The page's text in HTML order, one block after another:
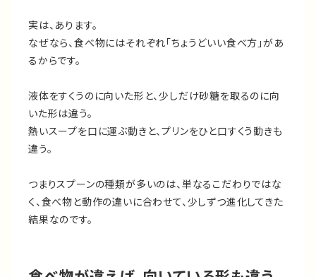
実は、あります。
なぜなら、食べ物にはそれぞれ「ちょうどいい食べ方」があ
るからです。
液体をすくうのに向いた形と、少しだけ砂糖を取るのに向
いた形は違う。
熱いスープを口に運ぶ動きと、プリンをひと口すくう動きも
違う。
つまりスプーンの種類が多いのは、単なるこだわりではな
く、食べ物と動作の違いに合わせて、少しずつ進化してきた
結果なのです。